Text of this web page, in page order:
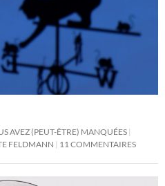
AVEZ (PEUT-ÊTRE) MANQUÉES
FELDMANN 11 COMMENTAIRES